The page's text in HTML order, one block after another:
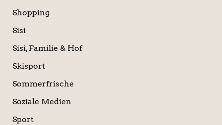
Shopping
Sisi
Sisi, Familie & Hof
Skisport
Sommerfrische
Soziale Medien
Sport